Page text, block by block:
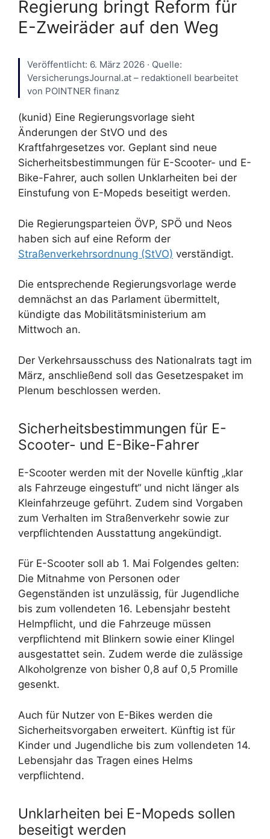
Regierung bringt Reform für
E-Zweiräder auf den Weg
Veröffentlicht: 6. März 2026 · Quelle:
VersicherungsJournal.at – redaktionell bearbeitet
von POINTNER finanz
(kunid) Eine Regierungsvorlage sieht
Änderungen der StVO und des
Kraftfahrgesetzes vor. Geplant sind neue
Sicherheitsbestimmungen für E-Scooter- und E-
Bike-Fahrer, auch sollen Unklarheiten bei der
Einstufung von E-Mopeds beseitigt werden.
Die Regierungsparteien ÖVP, SPÖ und Neos
haben sich auf eine Reform der
Straßenverkehrsordnung (StVO) verständigt.
Die entsprechende Regierungsvorlage werde
demnächst an das Parlament übermittelt,
kündigte das Mobilitätsministerium am
Mittwoch an.
Der Verkehrsausschuss des Nationalrats tagt im
März, anschließend soll das Gesetzespaket im
Plenum beschlossen werden.
Sicherheitsbestimmungen für E-
Scooter- und E-Bike-Fahrer
E-Scooter werden mit der Novelle künftig „klar
als Fahrzeuge eingestuft“ und nicht länger als
Kleinfahrzeuge geführt. Zudem sind Vorgaben
zum Verhalten im Straßenverkehr sowie zur
verpflichtenden Ausstattung angekündigt.
Für E-Scooter soll ab 1. Mai Folgendes gelten:
Die Mitnahme von Personen oder
Gegenständen ist unzulässig, für Jugendliche
bis zum vollendeten 16. Lebensjahr besteht
Helmpflicht, und die Fahrzeuge müssen
verpflichtend mit Blinkern sowie einer Klingel
ausgestattet sein. Zudem werde die zulässige
Alkoholgrenze von bisher 0,8 auf 0,5 Promille
gesenkt.
Auch für Nutzer von E-Bikes werden die
Sicherheitsvorgaben erweitert. Künftig ist für
Kinder und Jugendliche bis zum vollendeten 14.
Lebensjahr das Tragen eines Helms
verpflichtend.
Unklarheiten bei E-Mopeds sollen
beseitigt werden